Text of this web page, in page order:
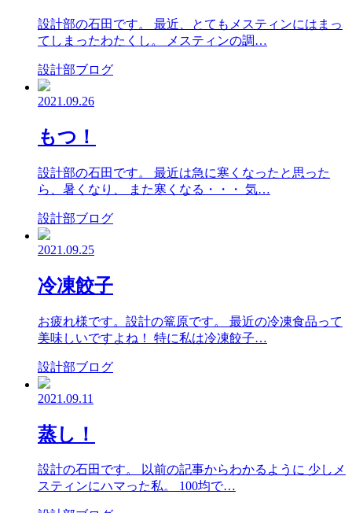
設計部の石田です。 最近、とてもメスティンにはまっ
てしまったわたくし。 メスティンの調…
設計部ブログ
2021.09.26
もつ！
設計部の石田です。 最近は急に寒くなったと思った
ら、暑くなり、 また寒くなる・・・ 気…
設計部ブログ
2021.09.25
冷凍餃子
お疲れ様です。設計の篭原です。 最近の冷凍食品って
美味しいですよね！ 特に私は冷凍餃子…
設計部ブログ
2021.09.11
蒸し！
設計の石田です。 以前の記事からわかるように 少しメ
スティンにハマった私。 100均で…